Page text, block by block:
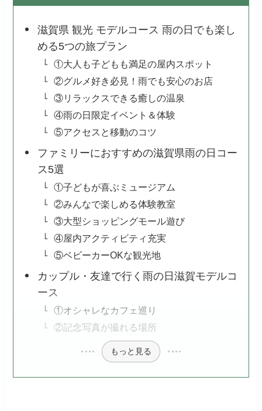
滋賀県 観光 モデルコース 雨の日でも楽し
める5つの旅プラン
①大人も子どもも満足の屋内スポット
②グルメ好き必見！雨でも安心のお店
③リラックスできる癒しの温泉
④雨の日限定イベント＆体験
⑤アクセスと移動のコツ
ファミリーにおすすめの滋賀県雨の日コー
ス5選
①子どもが喜ぶミュージアム
②みんなで楽しめる体験教室
③大型ショッピングモール遊び
④屋内アクティビティ充実
⑤ベビーカーOKな観光地
カップル・友達で行く雨の日滋賀モデルコ
ース
①オシャレなカフェ巡り
②記念写真が撮れる場所
もっと見る